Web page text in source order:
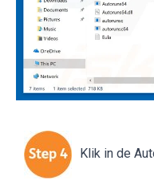
Klik in de